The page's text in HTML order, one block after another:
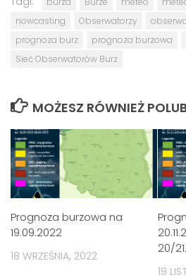
nowcasting
Obserwatorzy
prognoza burz
prognoza burzowa
Sieć Obserwatorów Burz
MOŻESZ RÓWNIEŻ
Prognoza burzowa na
19.09.2022
18 WRZEŚNIA, 2022
20/
19